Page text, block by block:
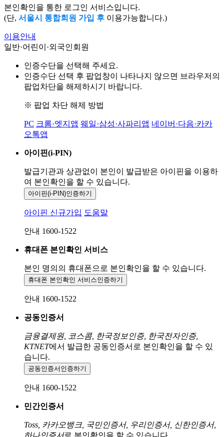
본인확인을 통한 로그인 서비스입니다.
(단, 서울시 통합회원 가입 후 이용가능합니다.)
이용안내
일반·어린이·외국인회원
인증수단을 선택해 주세요.
인증수단 선택 후 팝업창이 나타나지 않으면 브라우저의
팝업차단을 해제하시기 바랍니다.
※ 팝업 차단 해제 방법
PC 크롬·엣지앱 웨일·삼성·사파리앱 네이버·다음·카카
오톡앱
아이핀(i-PIN)
발급기관과 상관없이 본인이 발급받은 아이핀을 이용하
여 본인확인을 할 수 있습니다.
아이핀(i-PIN)인증하기
아이핀 신규가입 도움말
안내 1600-1522
휴대폰 본인확인 서비스
본인 명의의 휴대폰으로 본인확인을 할 수 있습니다.
휴대폰 본인확인 서비스인증하기
안내 1600-1522
공동인증서
금융결제원, 코스콤, 한국정보인증, 한국전자인증,
KTNET에서 발급한 공동인증서로 본인확인을 할 수 있
습니다.
공동인증서 인증하기
안내 1600-1522
민간인증서
Toss, 카카오뱅크, 국민인증서, 우리인증서, 신한인증서,